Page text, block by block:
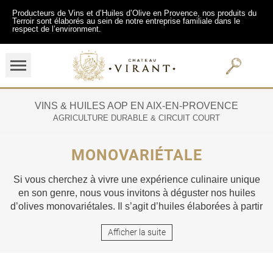
Producteurs de Vins et d’Huiles d’Olive en Provence, nos produits du
Terroir sont élaborés au sein de notre entreprise familiale dans le
respect de l’environment.
VINS & HUILES AOP EN AIX-EN-PROVENCE
AGRICULTURE DURABLE & CIRCUIT COURT
MONOVARIÉTALE
Si vous cherchez à vivre une expérience culinaire unique
en son genre, nous vous invitons à déguster nos huiles
d’olives monovariétales. Il s’agit d’huiles élaborées à partir
autres huiles qui sont issues d’un mélange de plusieurs
Afficher la suite